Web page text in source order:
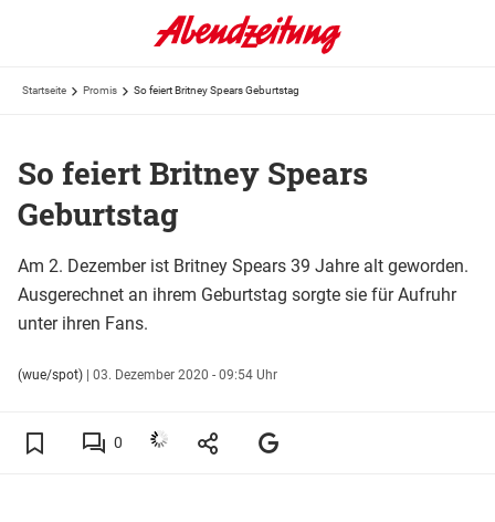
Startseite Promis So feiert Britney Spears Geburtstag
So feiert Britney Spears
Geburtstag
Am 2. Dezember ist Britney Spears 39 Jahre alt geworden.
Ausgerechnet an ihrem Geburtstag sorgte sie für Aufruhr
unter ihren Fans.
(wue/spot) | 03. Dezember 2020 - 09:54 Uhr
0